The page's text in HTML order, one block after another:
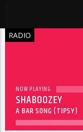
RADIO
NOW PLAYING
SHABOOZEY
A BAR SONG (TIPSY)